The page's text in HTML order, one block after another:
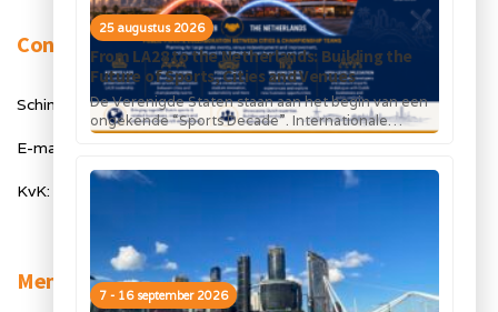
25 augustus 2026
From LA28 to the Netherlands: Building the
Future of Sports, Cities and Venues
De Verenigde Staten staan aan het begin van een
ongekende “Sports Decade”. Internationale
topsportevenementen en grote investeringen in
7 - 16 september 2026
Contact
Schimmelt 40, 5611 ZX Eindhoven
E-mail: info@orangesportsforum.com
KvK: 50334905
Menu